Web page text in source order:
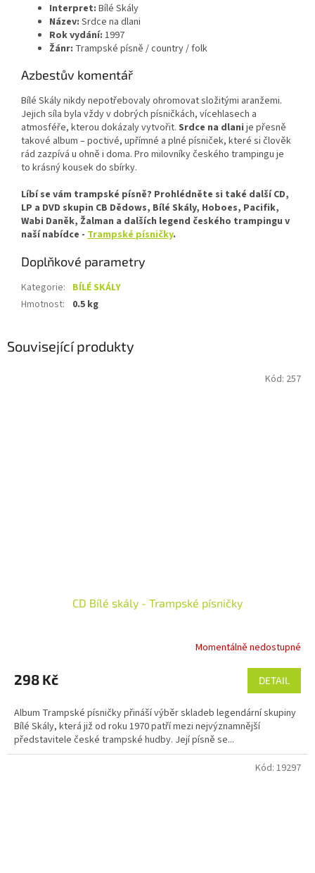
Interpret: Bílé Skály
Název: Srdce na dlani
Rok vydání: 1997
Žánr: Trampské písně / country / folk
Azbestův komentář
Bílé Skály nikdy nepotřebovaly ohromovat složitými aranžemi.
Jejich síla byla vždy v dobrých písničkách, vícehlasech a
atmosféře, kterou dokázaly vytvořit. Srdce na dlani je přesně
takové album – poctivé, upřímné a plné písniček, které si člověk
rád zazpívá u ohně i doma. Pro milovníky českého trampingu je
to krásný kousek do sbírky.
Líbí se vám trampské písně? Prohlédněte si také další CD,
LP a DVD skupin CB Dědows, Bílé Skály, Hoboes, Pacifik,
Wabi Daněk, Žalman a dalších legend českého trampingu v
naší nabídce - Trampské písničky.
Doplňkové parametry
Kategorie: BÍLÉ SKÁLY
Hmotnost: 0.5 kg
Související produkty
CD Bílé skály - Trampské písničky
Momentálně nedostupné
298 Kč DETAIL
Album Trampské písničky přináší výběr skladeb legendární skupiny
Bílé Skály, která již od roku 1970 patří mezi nejvýznamnější
představitele české trampské hudby. Její písně se...
Kód: 257
Kód: 19297